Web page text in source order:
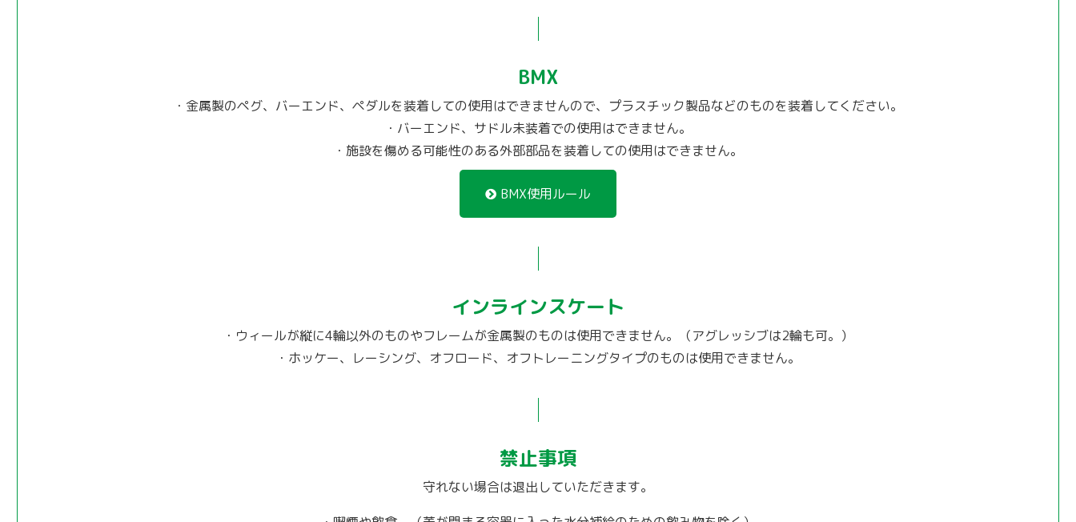
BMX
・金属製のペグ、バーエンド、ペダルを装着しての使用はできませんので、プラスチック製品などのものを装着してください。
・バーエンド、サドル未装着での使用はできません。
・施設を傷める可能性のある外部部品を装着しての使用はできません。
BMX使用ルール
インラインスケート
・ウィールが縦に4輪以外のものやフレームが金属製のものは使用できません。（アグレッシブは2輪も可。）
・ホッケー、レーシング、オフロード、オフトレーニングタイプのものは使用できません。
禁止事項
守れない場合は退出していただきます。